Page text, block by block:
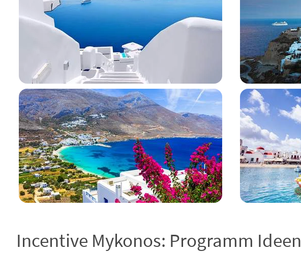
Incentive Mykonos: Programm Ideen